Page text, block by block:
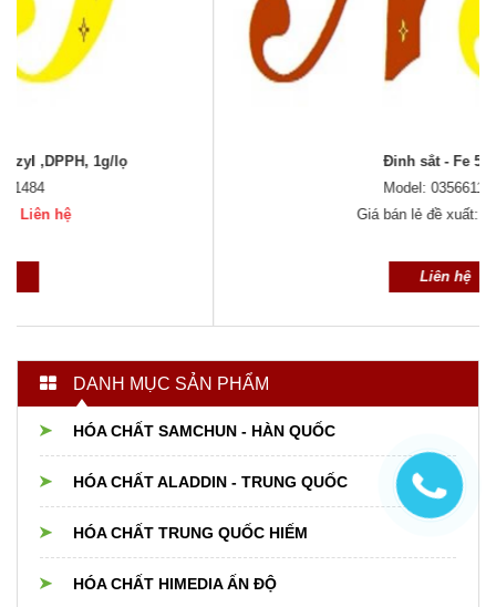
DANH MỤC SẢN PHẨM
HÓA CHẤT SAMCHUN - HÀN QUỐC
HÓA CHẤT ALADDIN - TRUNG QUỐC
HÓA CHẤT TRUNG QUỐC HIẾM
HÓA CHẤT HIMEDIA ẤN ĐỘ